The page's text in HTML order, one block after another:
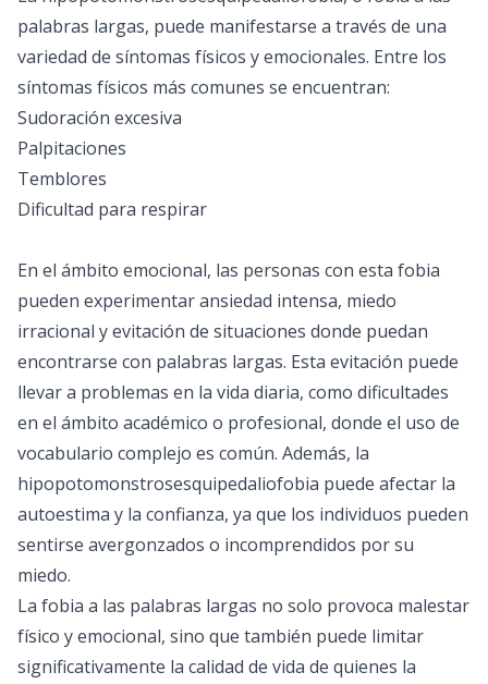
palabras largas, puede manifestarse a través de una
variedad de síntomas físicos y emocionales. Entre los
síntomas físicos más comunes se encuentran:
Sudoración excesiva
Palpitaciones
Temblores
Dificultad para respirar
En el ámbito emocional, las personas con esta fobia
pueden experimentar ansiedad intensa, miedo
irracional y evitación de situaciones donde puedan
encontrarse con palabras largas. Esta evitación puede
llevar a problemas en la vida diaria, como dificultades
en el ámbito académico o profesional, donde el uso de
vocabulario complejo es común. Además, la
hipopotomonstrosesquipedaliofobia puede afectar la
autoestima y la confianza, ya que los individuos pueden
sentirse avergonzados o incomprendidos por su
miedo.
La fobia a las palabras largas no solo provoca malestar
físico y emocional, sino que también puede limitar
significativamente la calidad de vida de quienes la